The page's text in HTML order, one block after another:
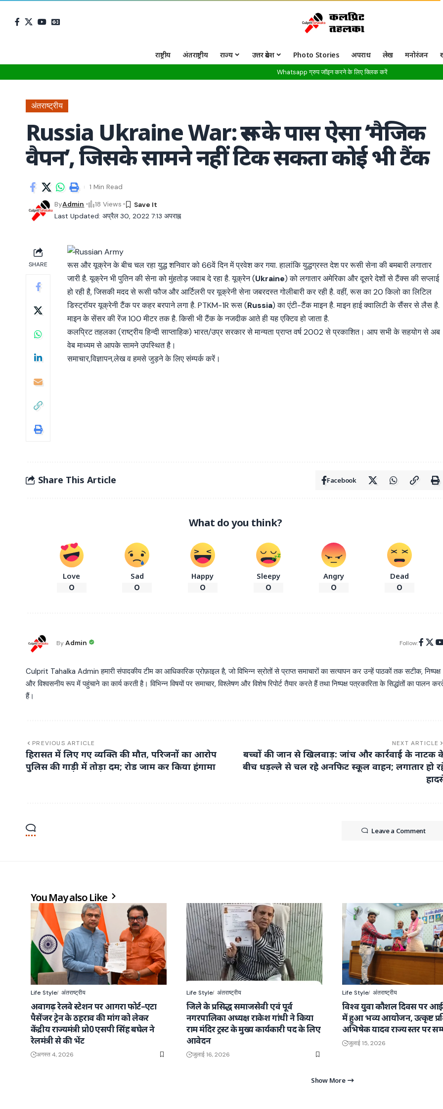
राष्ट्रीय अंतराष्ट्रीय राज्य उत्तर प्रदेश Photo Stories अपराध लेख मनोरंजन
Whatsapp ग्रुप जॉइन करने के लिए क्लिक करें
अंतराष्ट्रीय
Russia Ukraine War: रूस के पास ऐसा ‘मैजिक
वैपन’, जिसके सामने नहीं टिक सकता कोई भी टैंक
Last Updated: अप्रैल 30, 2022 7:13 अपराह्न
ByAdmin 18 Views
1 Min Read
SHARE
रूस और यूक्रेन के बीच चल रहा युद्ध शनिवार को 66वें दिन में प्रवेश कर गया. हालांकि युद्धग्रस्त देश पर रूसी सेना की बमबारी लगातार
जारी है. यूक्रेन भी पुतिन की सेना को मुंहतोड़ जवाब दे रहा है. यूक्रेन (Ukraine) को लगातार अमेरिका और दूसरे देशों से टैंक्स की सप्लाई
हो रही है, जिसकी मदद से रूसी फौज और आर्टिलरी पर यूक्रेनी सेना जबरदस्त गोलीबारी कर रही है. वहीं, रूस का 20 किलो का लिटिल
डिस्ट्रॉयर यूक्रेनी टैंक पर कहर बरपाने लगा है. PTKM-1R रूस (Russia) का एंटी-टैंक माइन है. माइन हाई क्वालिटी के सैंसर से लैस है.
माइन के सेंसर की रेंज 100 मीटर तक है. किसी भी टैंक के नजदीक आते ही यह एक्टिव हो जाता है.
कलप्रिट तहलका (राष्ट्रीय हिन्दी साप्ताहिक) भारत/उप्र सरकार से मान्यता प्राप्त वर्ष 2002 से प्रकाशित। आप सभी के सहयोग से अब
वेब माध्यम से आपके सामने उपस्थित है।
समाचार,विज्ञापन,लेख व हमसे जुड़ने के लिए संम्पर्क करें।
Share This Article Facebook
What do you think?
Love
0
Sad
0
Happy
0
Sleepy
0
Angry
0
Dead
0
ByAdmin Follow:
Culprit Tahalka Admin हमारी संपादकीय टीम का आधिकारिक प्रोफ़ाइल है, जो विभिन्न स्रोतों से प्राप्त समाचारों का सत्यापन कर उन्हें पाठकों तक सटीक, निष्पक्ष
और विश्वसनीय रूप में पहुंचाने का कार्य करती है। विभिन्न विषयों पर समाचार, विश्लेषण और विशेष रिपोर्ट तैयार करते हैं तथा निष्पक्ष पत्रकारिता के सिद्धांतों का पालन
हैं।
PREVIOUS ARTICLE
हिरासत में लिए गए व्यक्ति की मौत, परिजनों का आरोप
पुलिस की गाड़ी में तोड़ा दम; रोड जाम कर किया हंगामा
NEXT ARTICLE
बच्चों की जान से खिलवाड़: जांच और कार्रवाई के नाटक
बीच धड़ल्ले से चल रहे अनफिट स्कूल वाहन; लगातार हो
Leave a Comment
You May also Like
Life Style अंतराष्ट्रीय
अवागढ़ रेलवे स्टेशन पर आगरा फोर्ट–एटा
पैसेंजर ट्रेन के ठहराव की मांग को लेकर
केंद्रीय राज्यमंत्री प्रो0 एसपी सिंह बघेल ने
रेलमंत्री से की भेंट
अगस्त 4, 2026
Life Style अंतराष्ट्रीय
जिले के प्रसिद्ध समाजसेवी एवं पूर्व
नगरपालिका अध्यक्ष राकेश गांधी ने किया
राम मंदिर ट्रस्ट के मुख्य कार्यकारी पद के लिए
आवेदन
जुलाई 16, 2026
Life Style अंतराष्ट्रीय
विश्व युवा कौशल दिवस पर
में हुआ भव्य आयोजन, उत्कृष्ट
अभिषेक यादव राज्य स्तर पर
जुलाई 15, 2026
Show More